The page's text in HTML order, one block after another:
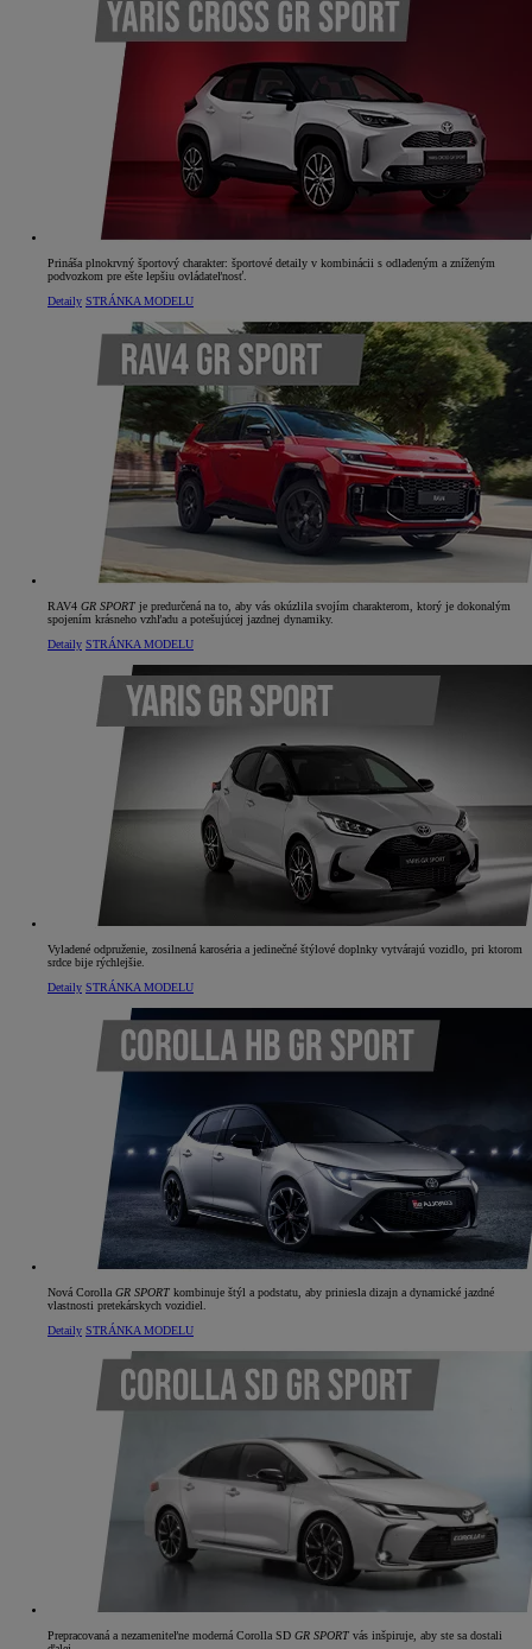
Prináša plnokrvný športový charakter: športové detaily v kombinácii s odladeným a zníženým
podvozkom pre ešte lepšiu ovládateľnosť.
Detaily STRÁNKA MODELU
RAV4 GR SPORT je predurčená na to, aby vás okúzlila svojím charakterom, ktorý je dokonalým
spojením krásneho vzhľadu a potešujúcej jazdnej dynamiky.
Detaily STRÁNKA MODELU
Vyladené odpruženie, zosilnená karoséria a jedinečné štýlové doplnky vytvárajú vozidlo, pri ktorom
srdce bije rýchlejšie.
Detaily STRÁNKA MODELU
Nová Corolla GR SPORT kombinuje štýl a podstatu, aby priniesla dizajn a dynamické jazdné
vlastnosti pretekárskych vozidiel.
Detaily STRÁNKA MODELU
Prepracovaná a nezameniteľne moderná Corolla SD GR SPORT vás inšpiruje, aby ste sa dostali